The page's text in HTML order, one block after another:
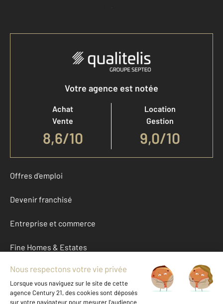
Accéder à mon compte
Votre agence est notée
Achat
Vente
8,6/10
Location
Gestion
9,0/10
Offres d'emploi
Devenir franchisé
Entreprise et commerce
Fine Homes & Estates
À propos
International